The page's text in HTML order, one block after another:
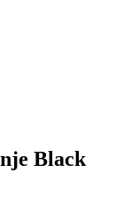
Black